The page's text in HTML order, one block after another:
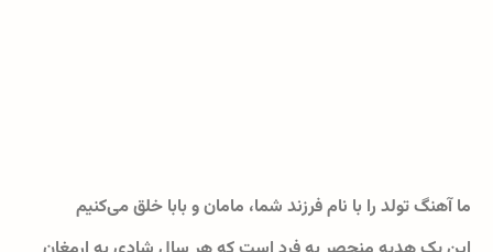
ما آهنگ تولد را با نام فرزند شما، مامان و بابا خلق می‌کنیم